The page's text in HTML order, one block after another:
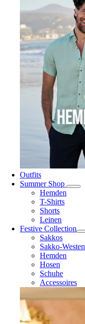
Outfits
Summer Shop
Hemden
T-Shirts
Shorts
Leinen
Festive Collection
Sakkos
Sakko-Westen
Hemden
Hosen
Schuhe
Accessoires